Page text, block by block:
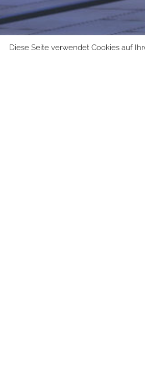
Diese Seite verwendet Cookies auf